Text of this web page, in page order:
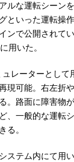
ルな運転シーン
といった運転操
ンで公開されて
用いた。
レーターとして
現可能。右左折
。路面に障害物
、一般的な運転
る。
ステム内にて用